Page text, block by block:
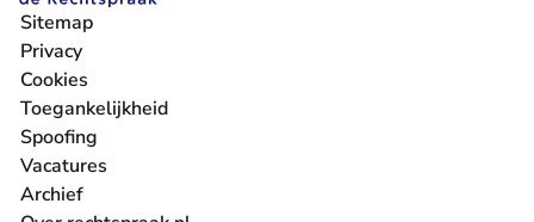
Sitemap
Privacy
Cookies
Toegankelijkheid
Spoofing
Vacatures
- U verlaat Rechtspraak.nl
Archief